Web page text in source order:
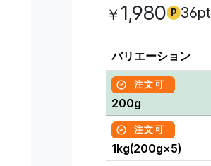
￥ 1,980 P 36pt
バリエーション
注文可
200g
注文可
1kg(200g×5)